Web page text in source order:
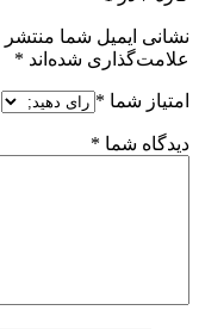
نشانی ایمیل شما منتشر
علامت‌گذاری شده‌اند *
امتیاز شما *
دیدگاه شما *